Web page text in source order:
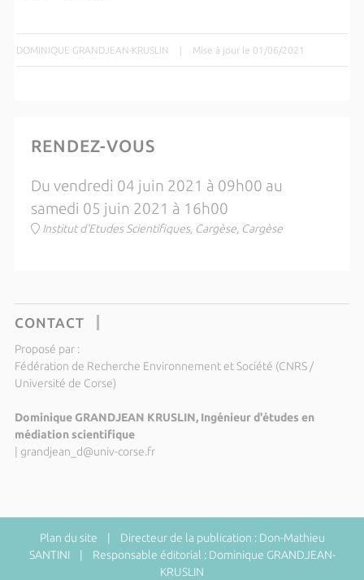
DOMINIQUE GRANDJEAN-KRUSLIN Mise à jour le 01/06/2021
RENDEZ-VOUS
Du vendredi 04 juin 2021 à 09h00 au
samedi 05 juin 2021 à 16h00
Institut d'Etudes Scientifiques, Cargèse, Cargèse
CONTACT
Proposé par :
Fédération de Recherche Environnement et Société (CNRS /
Université de Corse)
Dominique GRANDJEAN KRUSLIN, Ingénieur d'études en
médiation scientifique
grandjean_d@univ-corse.fr
Plan du site | Directeur de la publication : Don-Mathieu
SANTINI | Responsable éditorial : Dominique GRANDJEAN-
KRUSLIN